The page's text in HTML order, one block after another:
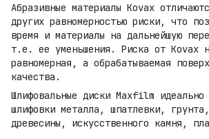
Абразивные материалы Kovax
других равномерностью риски, что
время и материалы на дальнейшую
т.е. ее уменьшения. Риска от Kovax
равномерная, а обрабатываемая
качества.
Шлифовальные диски Maxfilm идеально
шлифовки металла, шпатлевки,
древесины, искусственного камня,